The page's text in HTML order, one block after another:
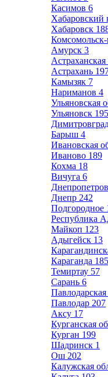
Касимов 6
Хабаровский
Хабаровск
Амурск 3
Астраханская
Астрахань
Камызяк 7
Нариманов 4
Ульяновская
Ульяновск 195
Барыш 4
Ивановская
Иваново 189
Кохма 18
Вичуга 6
Днепр 242
Подгородное
Республика
Майкоп 123
Адыгейск 13
Караганда 185
Темиртау 57
Сарань 6
Павлодарская
Павлодар 207
Аксу 17
Курганская
Курган 199
Шадринск 1
Ош 202
Калужская